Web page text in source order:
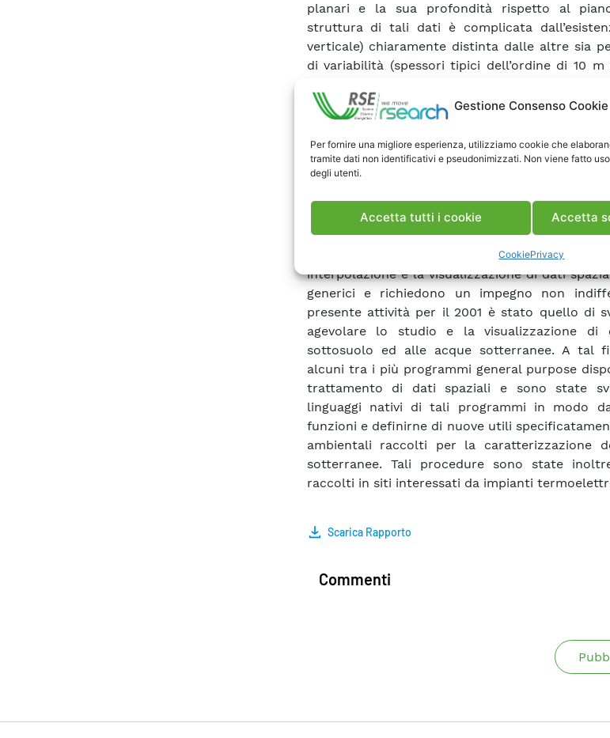
Gestione Consenso Cookie
Per fornire una migliore esperienza, utilizziamo cookie che
tramite dati non identificativi e pseudonimizzati. Non viene fatto
degli utenti.
Accetta tutti i cookie Accetta
CookiePrivacy
planari e la sua profondità rispetto al
struttura di tali dati è complicata
verticale) chiaramente distinta dalle altre sia
di variabilità (spessori tipici dell’ordine di 10
gravità che influenza i processi di trasporto nel
nello studio di fenomeni non riconducibili a
comunque che coinvolgono la direzione
dimensione orizzontale, è necessario ricorrere
dei processi coinvolti di tipo tridimensionale e
tali schematizzazioni risulta difficoltoso non
intrinseca del problema ma anche per la
trattare tale tipo di problemi in maniera
Infatti i programmi attualmente disponibili
interpolazione e la visualizzazione di dati
generici e richiedono un impegno non
presente attività per il 2001 è stato quello di
agevolare lo studio e la visualizzazione di
sottosuolo ed alle acque sotterranee. A tal
alcuni tra i più programmi general purpose
trattamento di dati spaziali e sono state
linguaggi nativi di tali programmi in modo
funzioni e definirne di nuove utili
ambientali raccolti per la caratterizzazione
sotterranee. Tali procedure sono state
raccolti in siti interessati da impianti
Scarica Rapporto
Commenti